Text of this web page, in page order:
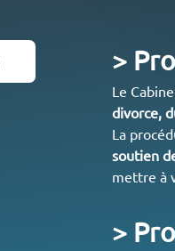
>
Le
divorce,
La
soutien
mettre à
>